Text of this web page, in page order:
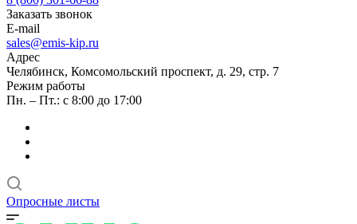
Заказать звонок
E-mail
sales@emis-kip.ru
Адрес
Челябинск, Комсомольский проспект, д. 29, стр. 7
Режим работы
Пн. – Пт.: с 8:00 до 17:00
Опросные листы